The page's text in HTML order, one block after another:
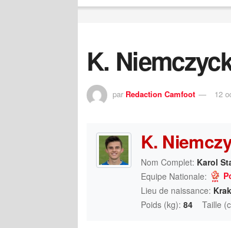
K.
par Redaction Camfoot 12
K.
Nom Complet: Karol
Equipe Nationale:
Lieu de naissance:
Poids (kg): 84 Taille